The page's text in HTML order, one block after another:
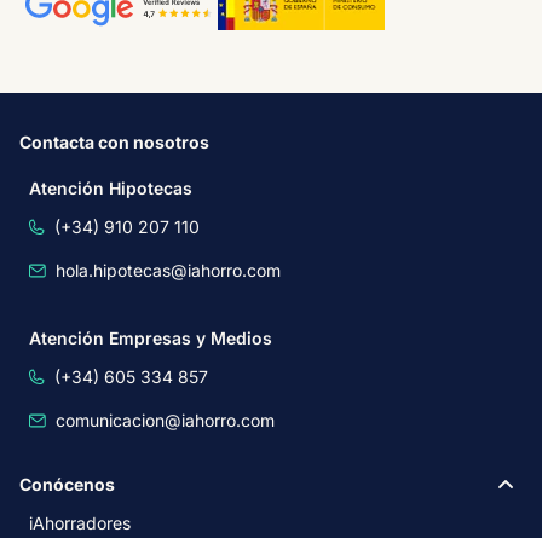
Contacta con nosotros
Atención Hipotecas
(+34) 910 207 110
hola.hipotecas@iahorro.com
Atención Empresas y Medios
(+34) 605 334 857
comunicacion@iahorro.com
Conócenos
iAhorradores